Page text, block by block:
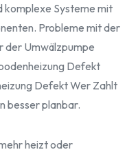
komplexe Systeme mit
Probleme mit der
der Umwälzpumpe
Defekt
Defekt Wer Zahlt
besser planbar.
heizt oder